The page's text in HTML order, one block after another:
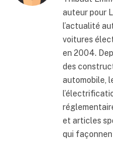
auteur pour
l’actualité
voitures
en 2004.
des
automobile,
et articles
qui